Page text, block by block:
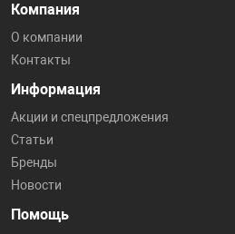
Компания
О компании
Контакты
Информация
Акции и спецпредложения
Статьи
Бренды
Новости
Помощь